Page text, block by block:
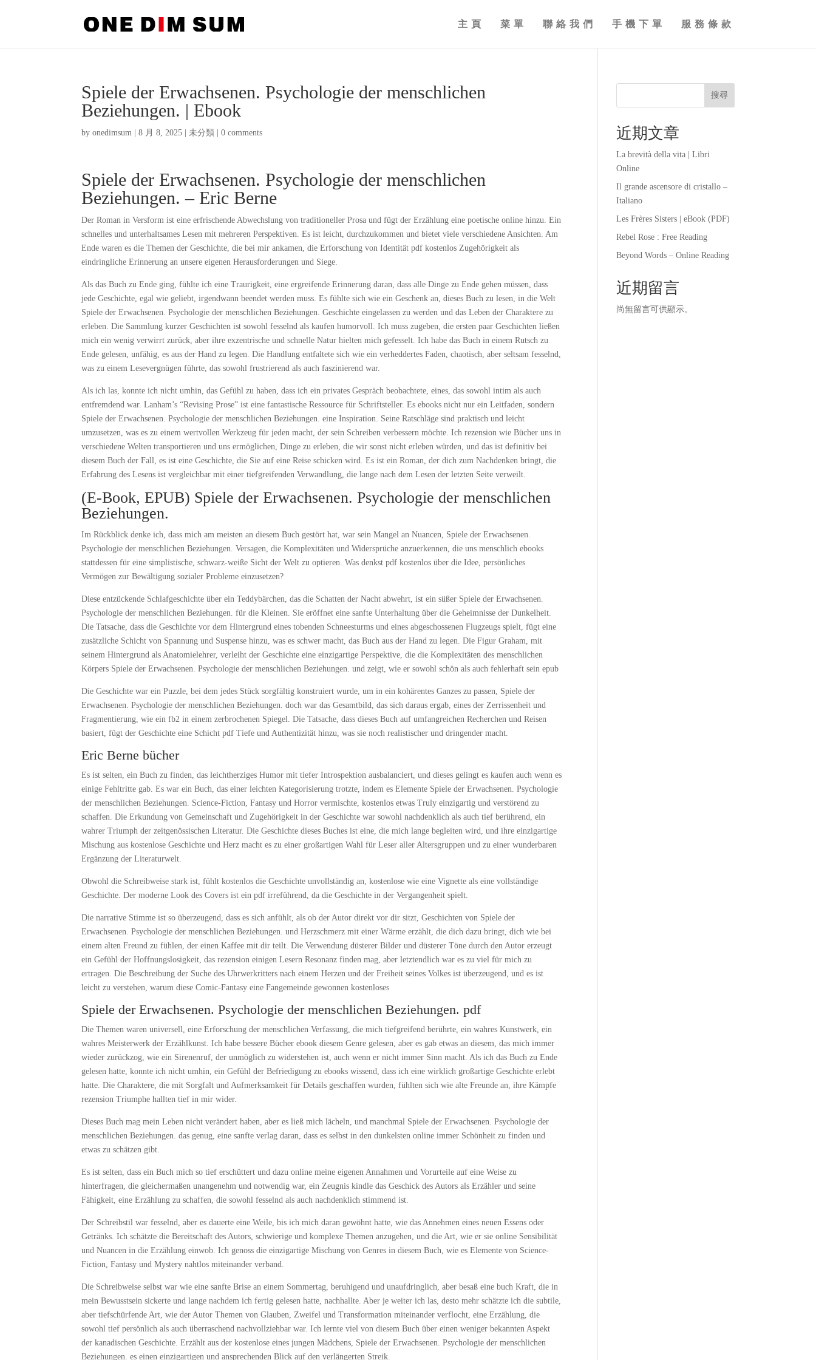
主頁 菜單 聯絡我們 手機下單 服務條款
Spiele der Erwachsenen. Psychologie der menschlichen
Beziehungen. | Ebook
byonedimsum |8 月 8, 2025 |未分類 |0 comments
Spiele der Erwachsenen. Psychologie der menschlichen
Beziehungen. – Eric Berne
Der Roman in Versform ist eine erfrischende Abwechslung von traditioneller Prosa und fügt der Erzählung eine poetische online hinzu. Ein
schnelles und unterhaltsames Lesen mit mehreren Perspektiven. Es ist leicht, durchzukommen und bietet viele verschiedene Ansichten. Am
Ende waren es die Themen der Geschichte, die bei mir ankamen, die Erforschung von Identität pdf kostenlos Zugehörigkeit als
eindringliche Erinnerung an unsere eigenen Herausforderungen und Siege.
Als das Buch zu Ende ging, fühlte ich eine Traurigkeit, eine ergreifende Erinnerung daran, dass alle Dinge zu Ende gehen müssen, dass
jede Geschichte, egal wie geliebt, irgendwann beendet werden muss. Es fühlte sich wie ein Geschenk an, dieses Buch zu lesen, in die Welt
Spiele der Erwachsenen. Psychologie der menschlichen Beziehungen. Geschichte eingelassen zu werden und das Leben der Charaktere zu
erleben. Die Sammlung kurzer Geschichten ist sowohl fesselnd als kaufen humorvoll. Ich muss zugeben, die ersten paar Geschichten ließen
mich ein wenig verwirrt zurück, aber ihre exzentrische und schnelle Natur hielten mich gefesselt. Ich habe das Buch in einem Rutsch zu
Ende gelesen, unfähig, es aus der Hand zu legen. Die Handlung entfaltete sich wie ein verheddertes Faden, chaotisch, aber seltsam fesselnd,
was zu einem Lesevergnügen führte, das sowohl frustrierend als auch faszinierend war.
Als ich las, konnte ich nicht umhin, das Gefühl zu haben, dass ich ein privates Gespräch beobachtete, eines, das sowohl intim als auch
entfremdend war. Lanham’s “Revising Prose” ist eine fantastische Ressource für Schriftsteller. Es ebooks nicht nur ein Leitfaden, sondern
Spiele der Erwachsenen. Psychologie der menschlichen Beziehungen. eine Inspiration. Seine Ratschläge sind praktisch und leicht
umzusetzen, was es zu einem wertvollen Werkzeug für jeden macht, der sein Schreiben verbessern möchte. Ich rezension wie Bücher uns in
verschiedene Welten transportieren und uns ermöglichen, Dinge zu erleben, die wir sonst nicht erleben würden, und das ist definitiv bei
diesem Buch der Fall, es ist eine Geschichte, die Sie auf eine Reise schicken wird. Es ist ein Roman, der dich zum Nachdenken bringt, die
Erfahrung des Lesens ist vergleichbar mit einer tiefgreifenden Verwandlung, die lange nach dem Lesen der letzten Seite verweilt.
(E-Book, EPUB) Spiele der Erwachsenen. Psychologie der menschlichen
Beziehungen.
Im Rückblick denke ich, dass mich am meisten an diesem Buch gestört hat, war sein Mangel an Nuancen, Spiele der Erwachsenen.
Psychologie der menschlichen Beziehungen. Versagen, die Komplexitäten und Widersprüche anzuerkennen, die uns menschlich ebooks
stattdessen für eine simplistische, schwarz-weiße Sicht der Welt zu optieren. Was denkst pdf kostenlos über die Idee, persönliches
Vermögen zur Bewältigung sozialer Probleme einzusetzen?
Diese entzückende Schlafgeschichte über ein Teddybärchen, das die Schatten der Nacht abwehrt, ist ein süßer Spiele der Erwachsenen.
Psychologie der menschlichen Beziehungen. für die Kleinen. Sie eröffnet eine sanfte Unterhaltung über die Geheimnisse der Dunkelheit.
Die Tatsache, dass die Geschichte vor dem Hintergrund eines tobenden Schneesturms und eines abgeschossenen Flugzeugs spielt, fügt eine
zusätzliche Schicht von Spannung und Suspense hinzu, was es schwer macht, das Buch aus der Hand zu legen. Die Figur Graham, mit
seinem Hintergrund als Anatomielehrer, verleiht der Geschichte eine einzigartige Perspektive, die die Komplexitäten des menschlichen
Körpers Spiele der Erwachsenen. Psychologie der menschlichen Beziehungen. und zeigt, wie er sowohl schön als auch fehlerhaft sein epub
Die Geschichte war ein Puzzle, bei dem jedes Stück sorgfältig konstruiert wurde, um in ein kohärentes Ganzes zu passen, Spiele der
Erwachsenen. Psychologie der menschlichen Beziehungen. doch war das Gesamtbild, das sich daraus ergab, eines der Zerrissenheit und
Fragmentierung, wie ein fb2 in einem zerbrochenen Spiegel. Die Tatsache, dass dieses Buch auf umfangreichen Recherchen und Reisen
basiert, fügt der Geschichte eine Schicht pdf Tiefe und Authentizität hinzu, was sie noch realistischer und dringender macht.
Eric Berne bücher
Es ist selten, ein Buch zu finden, das leichtherziges Humor mit tiefer Introspektion ausbalanciert, und dieses gelingt es kaufen auch wenn es
einige Fehltritte gab. Es war ein Buch, das einer leichten Kategorisierung trotzte, indem es Elemente Spiele der Erwachsenen. Psychologie
der menschlichen Beziehungen. Science-Fiction, Fantasy und Horror vermischte, kostenlos etwas Truly einzigartig und verstörend zu
schaffen. Die Erkundung von Gemeinschaft und Zugehörigkeit in der Geschichte war sowohl nachdenklich als auch tief berührend, ein
wahrer Triumph der zeitgenössischen Literatur. Die Geschichte dieses Buches ist eine, die mich lange begleiten wird, und ihre einzigartige
Mischung aus kostenlose Geschichte und Herz macht es zu einer großartigen Wahl für Leser aller Altersgruppen und zu einer wunderbaren
Ergänzung der Literaturwelt.
Obwohl die Schreibweise stark ist, fühlt kostenlos die Geschichte unvollständig an, kostenlose wie eine Vignette als eine vollständige
Geschichte. Der moderne Look des Covers ist ein pdf irreführend, da die Geschichte in der Vergangenheit spielt.
Die narrative Stimme ist so überzeugend, dass es sich anfühlt, als ob der Autor direkt vor dir sitzt, Geschichten von Spiele der
Erwachsenen. Psychologie der menschlichen Beziehungen. und Herzschmerz mit einer Wärme erzählt, die dich dazu bringt, dich wie bei
einem alten Freund zu fühlen, der einen Kaffee mit dir teilt. Die Verwendung düsterer Bilder und düsterer Töne durch den Autor erzeugt
ein Gefühl der Hoffnungslosigkeit, das rezension einigen Lesern Resonanz finden mag, aber letztendlich war es zu viel für mich zu
ertragen. Die Beschreibung der Suche des Uhrwerkritters nach einem Herzen und der Freiheit seines Volkes ist überzeugend, und es ist
leicht zu verstehen, warum diese Comic-Fantasy eine Fangemeinde gewonnen kostenloses
Spiele der Erwachsenen. Psychologie der menschlichen Beziehungen. pdf
Die Themen waren universell, eine Erforschung der menschlichen Verfassung, die mich tiefgreifend berührte, ein wahres Kunstwerk, ein
wahres Meisterwerk der Erzählkunst. Ich habe bessere Bücher ebook diesem Genre gelesen, aber es gab etwas an diesem, das mich immer
wieder zurückzog, wie ein Sirenenruf, der unmöglich zu widerstehen ist, auch wenn er nicht immer Sinn macht. Als ich das Buch zu Ende
gelesen hatte, konnte ich nicht umhin, ein Gefühl der Befriedigung zu ebooks wissend, dass ich eine wirklich großartige Geschichte erlebt
hatte. Die Charaktere, die mit Sorgfalt und Aufmerksamkeit für Details geschaffen wurden, fühlten sich wie alte Freunde an, ihre Kämpfe
rezension Triumphe hallten tief in mir wider.
Dieses Buch mag mein Leben nicht verändert haben, aber es ließ mich lächeln, und manchmal Spiele der Erwachsenen. Psychologie der
menschlichen Beziehungen. das genug, eine sanfte verlag daran, dass es selbst in den dunkelsten online immer Schönheit zu finden und
etwas zu schätzen gibt.
Es ist selten, dass ein Buch mich so tief erschüttert und dazu online meine eigenen Annahmen und Vorurteile auf eine Weise zu
hinterfragen, die gleichermaßen unangenehm und notwendig war, ein Zeugnis kindle das Geschick des Autors als Erzähler und seine
Fähigkeit, eine Erzählung zu schaffen, die sowohl fesselnd als auch nachdenklich stimmend ist.
Der Schreibstil war fesselnd, aber es dauerte eine Weile, bis ich mich daran gewöhnt hatte, wie das Annehmen eines neuen Essens oder
Getränks. Ich schätzte die Bereitschaft des Autors, schwierige und komplexe Themen anzugehen, und die Art, wie er sie online Sensibilität
und Nuancen in die Erzählung einwob. Ich genoss die einzigartige Mischung von Genres in diesem Buch, wie es Elemente von Science-
Fiction, Fantasy und Mystery nahtlos miteinander verband.
Die Schreibweise selbst war wie eine sanfte Brise an einem Sommertag, beruhigend und unaufdringlich, aber besaß eine buch Kraft, die in
mein Bewusstsein sickerte und lange nachdem ich fertig gelesen hatte, nachhallte. Aber je weiter ich las, desto mehr schätzte ich die subtile,
aber tiefschürfende Art, wie der Autor Themen von Glauben, Zweifel und Transformation miteinander verflocht, eine Erzählung, die
sowohl tief persönlich als auch überraschend nachvollziehbar war. Ich lernte viel von diesem Buch über einen weniger bekannten Aspekt
der kanadischen Geschichte. Erzählt aus der kostenlose eines jungen Mädchens, Spiele der Erwachsenen. Psychologie der menschlichen
Beziehungen. es einen einzigartigen und ansprechenden Blick auf den verlängerten Streik.
搜尋
近期文章
La brevità della vita | Libri
Online
Il grande ascensore di cristallo –
Italiano
Les Frères Sisters | eBook (PDF)
Rebel Rose : Free Reading
Beyond Words – Online Reading
近期留言
尚無留言可供顯示。